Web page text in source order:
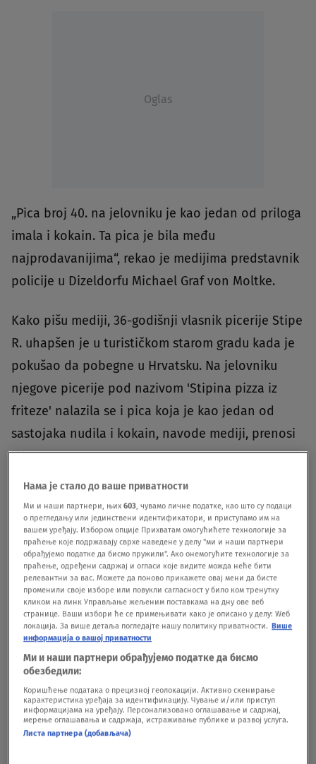
Oglas
„Pica broj 40. na jelovniku je kao jedan od priloga
imala i kokain. Ta pica je bila među
najprodavanijima“, rekao je medijima predstavnik
policije u Dizeldorfu Michael Graf von Moltke.
Kako pišu mediji, 36-godišnji vlasnik picerije Stipe
R. uhapšen je u turističkom starom gradu kada je
pokušao da pobegne u Hrvatsku. Na jelovniku
njegove picerije pod nazivom 'Stipina pizza iz
friteze' nalazila se i pica koja je kao jedan od
sastojaka nudila i kokain, navode mediji, prenosi
N1.
To je u oči upalo i policiji koje je neko vreme
pratila događaje u ovom ugostiteljskom objektu i
pritom naletela na lanac krijumčara droge koji su
osim kokaina raspačavali i kanabis.
Prilikom hapšenja 36-godišnji hrvatski državljanin
je kroz prozor bacio torbu u kojoj je bilo 1,6
evra u gotovini.
Ukupno je tokom akcije, sprovedene u više
gradova savezne pokrajine Severna Rajna-
Нама је стало до ваше приватности
Ми и наши партнери, њих603, чувамо личне податке, као што су подаци
о прегледању или јединствени идентификатори, и приступамо им на
вашем уређају. Избором опције Прихватам омогућићете технологије за
праћење које подржавају сврхе наведене у делу "ми и наши партнери
обрађујемо податке да бисмо пружили". Ако онемогућите технологије за
праћење, одређени садржај и огласи које видите можда неће бити
релевантни за вас. Можете да поново прикажете овај мени да бисте
променили своје изборе или повукли сагласност у било ком тренутку
кликом на линк Управљање жељеним поставкама на дну ове веб
странице. Ваши избори ће се примењивати како је описано у делу: Wеб
локација. За више детаља погледајте нашу политику приватности. Више
информација о вашој приватности
Ми и наши партнери обрађујемо податке да бисмо
обезбедили:
Коришћење података о прецизној геолокацији. Активно скенирање
карактеристика уређаја за идентификацију. Чување и/или приступ
информацијама на уређају. Персонализовано оглашавање и садржај,
мерење оглашавања и садржаја, истраживање публике и развој услуга.
Листа партнера (добављача)